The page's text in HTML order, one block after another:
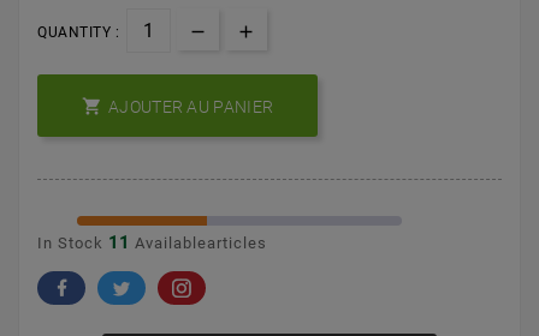
QUANTITY :
 AJOUTER AU PANIER
In Stock 11 Availablearticles